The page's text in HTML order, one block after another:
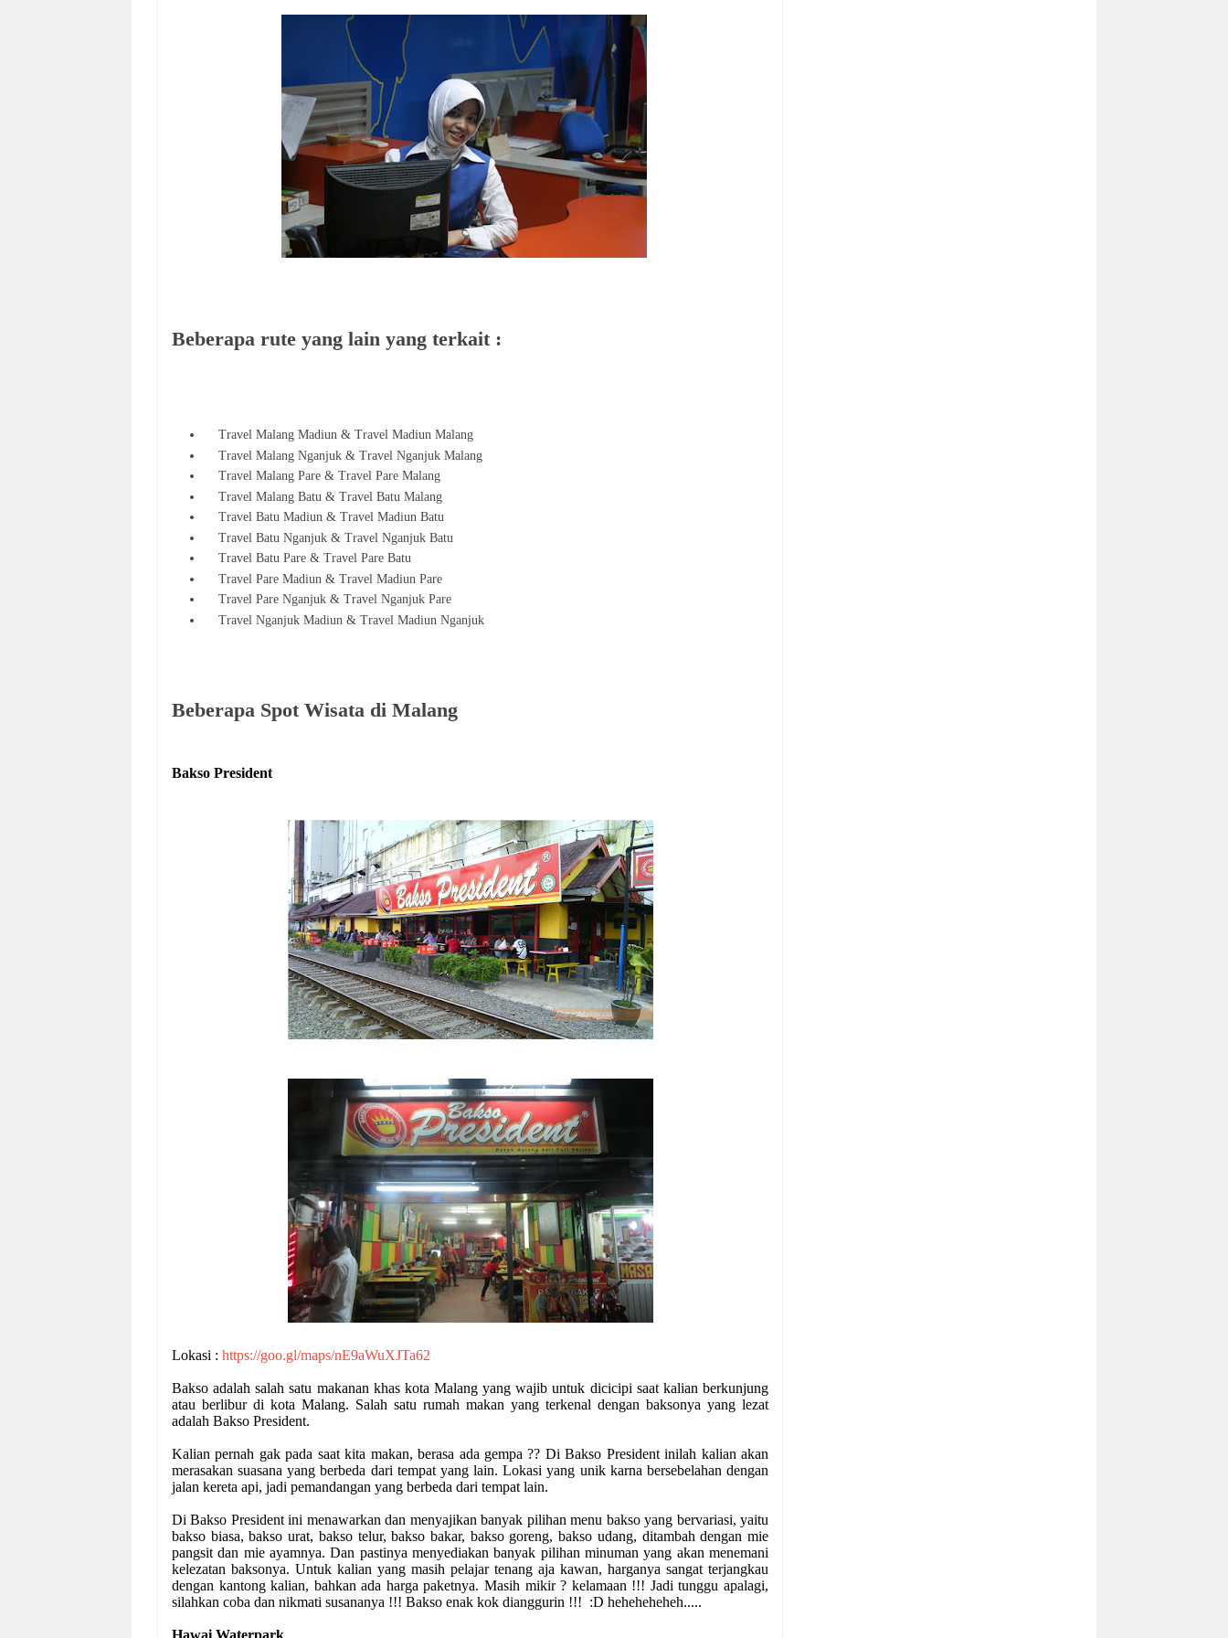
Beberapa rute yang lain yang terkait :
Travel Malang Madiun & Travel Madiun Malang
Travel Malang Nganjuk & Travel Nganjuk Malang
Travel Malang Pare & Travel Pare Malang
Travel Malang Batu & Travel Batu Malang
Travel Batu Madiun & Travel Madiun Batu
Travel Batu Nganjuk & Travel Nganjuk Batu
Travel Batu Pare & Travel Pare Batu
Travel Pare Madiun & Travel Madiun Pare
Travel Pare Nganjuk & Travel Nganjuk Pare
Travel Nganjuk Madiun & Travel Madiun Nganjuk
Beberapa Spot Wisata di Malang
Bakso President
Lokasi : https://goo.gl/maps/nE9aWuXJTa62
Bakso adalah salah satu makanan khas kota Malang yang wajib untuk dicicipi saat kalian berkunjung
atau berlibur di kota Malang. Salah satu rumah makan yang terkenal dengan baksonya yang lezat
adalah Bakso President.
Kalian pernah gak pada saat kita makan, berasa ada gempa ?? Di Bakso President inilah kalian akan
merasakan suasana yang berbeda dari tempat yang lain. Lokasi yang unik karna bersebelahan dengan
jalan kereta api, jadi pemandangan yang berbeda dari tempat lain.
Di Bakso President ini menawarkan dan menyajikan banyak pilihan menu bakso yang bervariasi, yaitu
bakso biasa, bakso urat, bakso telur, bakso bakar, bakso goreng, bakso udang, ditambah dengan mie
pangsit dan mie ayamnya. Dan pastinya menyediakan banyak pilihan minuman yang akan menemani
kelezatan baksonya. Untuk kalian yang masih pelajar tenang aja kawan, harganya sangat terjangkau
dengan kantong kalian, bahkan ada harga paketnya. Masih mikir ? kelamaan !!! Jadi tunggu apalagi,
silahkan coba dan nikmati susananya !!! Bakso enak kok dianggurin !!! :D heheheheheh.....